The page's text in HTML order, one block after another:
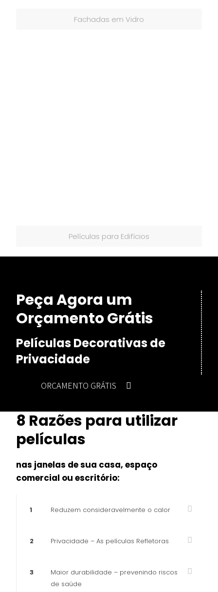
Fachadas em Vidro
Películas para Edifícios
Peça Agora um
Orçamento Grátis
Películas Decorativas de
Privacidade
ORÇAMENTO GRÁTIS
8 Razões para utilizar
películas
nas janelas de sua casa, espaço
comercial ou escritório:
1 Reduzem consideravelmente o calor
2 Privacidade – As películas Refletoras
3
Maior durabilidade – prevenindo riscos
de saúde